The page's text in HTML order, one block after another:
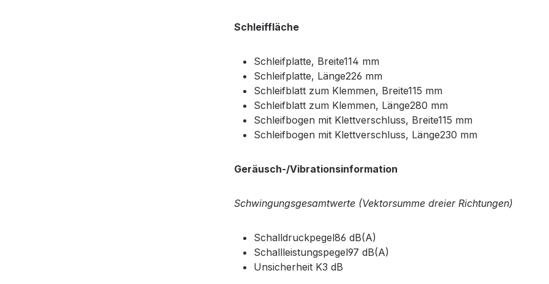
Schleiffläche
Schleifplatte, Breite114 mm
Schleifplatte, Länge226 mm
Schleifblatt zum Klemmen, Breite115 mm
Schleifblatt zum Klemmen, Länge280 mm
Schleifbogen mit Klettverschluss, Breite115 mm
Schleifbogen mit Klettverschluss, Länge230 mm
Geräusch-/Vibrationsinformation
Schwingungsgesamtwerte (Vektorsumme dreier Richtungen)
Schalldruckpegel86 dB(A)
Schallleistungspegel97 dB(A)
Unsicherheit K3 dB